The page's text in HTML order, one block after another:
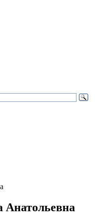
Анатольевна